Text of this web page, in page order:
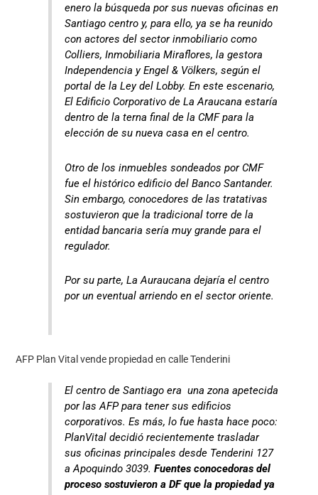
enero la búsqueda por sus nuevas oficinas en
Santiago centro y, para ello, ya se ha reunido
con actores del sector inmobiliario como
Colliers, Inmobiliaria Miraflores, la gestora
Independencia y Engel & Völkers, según el
portal de la Ley del Lobby. En este escenario,
El Edificio Corporativo de La Araucana estaría
dentro de la terna final de la CMF para la
elección de su nueva casa en el centro.
Otro de los inmuebles sondeados por CMF
fue el histórico edificio del Banco Santander.
Sin embargo, conocedores de las tratativas
sostuvieron que la tradicional torre de la
entidad bancaria sería muy grande para el
regulador.
Por su parte, La Auraucana dejaría el centro
por un eventual arriendo en el sector oriente.
AFP Plan Vital vende propiedad en calle Tenderini
El centro de Santiago era una zona apetecida
por las AFP para tener sus edificios
corporativos. Es más, lo fue hasta hace poco:
PlanVital decidió recientemente trasladar
sus oficinas principales desde Tenderini 127
a Apoquindo 3039. Fuentes conocedoras del
proceso sostuvieron a DF que la propiedad ya